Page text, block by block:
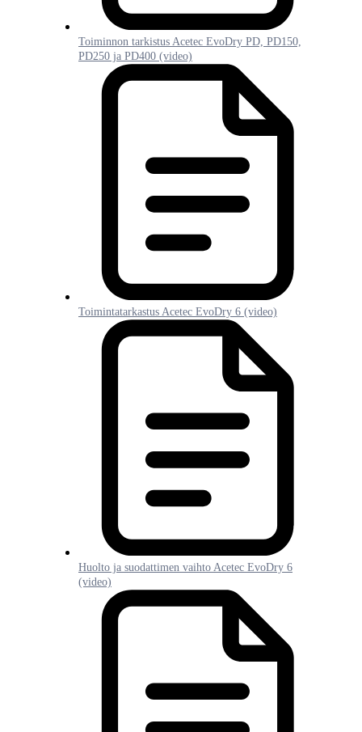
Toiminnon tarkistus Acetec EvoDry PD, PD150,
PD250 ja PD400 (video)
Toimintatarkastus Acetec EvoDry 6 (video)
Huolto ja suodattimen vaihto Acetec EvoDry 6
(video)